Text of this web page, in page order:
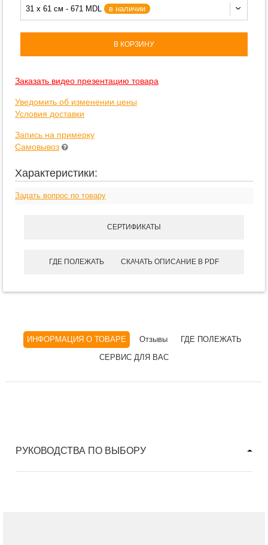
31 x 61 см - 671 MDL в наличии
В КОРЗИНУ
Заказать видео презентацию товара
Уведомить об изменении цены
Условия доставки
Запись на примерку
Самовывоз
Характеристики:
Задать вопрос по товару
СЕРТИФИКАТЫ
ГДЕ ПОЛЕЖАТЬ СКАЧАТЬ ОПИСАНИЕ В PDF
ИНФОРМАЦИЯ О ТОВАРЕ Отзывы
ГДЕ ПОЛЕЖАТЬ
СЕРВИС ДЛЯ ВАС
РУКОВОДСТВА ПО ВЫБОРУ